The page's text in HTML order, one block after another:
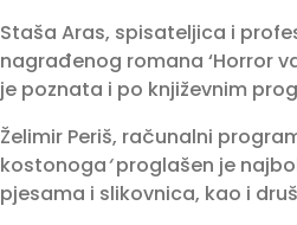
Staša Aras, spisateljica i
nagrađenog romana ‘Horror
je poznata i po književnim
Želimir Periš, računalni
kostonoga‘proglašen je
pjesama i slikovnica, kao i